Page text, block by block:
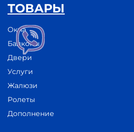
ТОВАРЫ
Окна
Балконы
Двери
Услуги
Жалюзи
Ролеты
Дополнение